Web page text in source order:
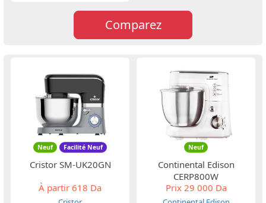
Comparez
Neuf Facilité Neuf
Cristor SM-UK20GN
À partir 618 Da
Neuf
Continental Edison
CERP800W
Prix29 000 Da